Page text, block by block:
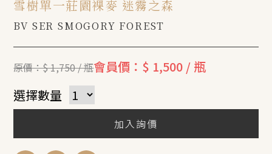
雪樹單一莊園裸麥 迷霧之森
BV SER SMOGORY FOREST
原價：$ 1,750 / 瓶會員價：$ 1,500 / 瓶
選擇數量
加入詢價